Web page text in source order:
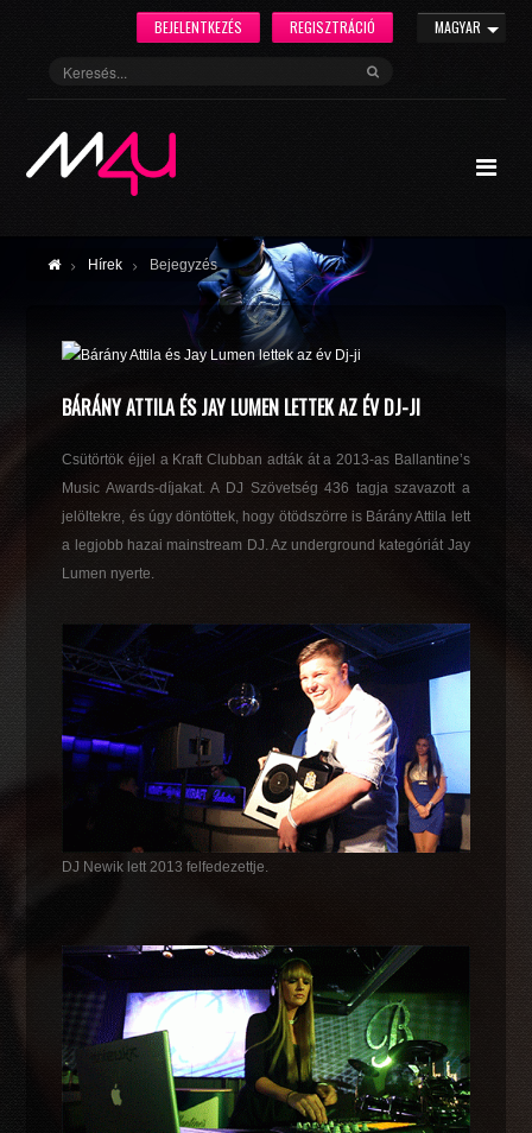
MAGYAR
REGISZTRÁCIÓ
BEJELENTKEZÉS
Hírek Bejegyzés
BÁRÁNY ATTILA ÉS JAY LUMEN LETTEK AZ ÉV DJ-JI
Csütörtök éjjel a Kraft Clubban adták át a 2013-as Ballantine’s
Music Awards-díjakat. A DJ Szövetség 436 tagja szavazott a
jelöltekre, és úgy döntöttek, hogy ötödszörre is Bárány Attila lett
a legjobb hazai mainstream DJ. Az underground kategóriát Jay
Lumen nyerte.
DJ Newik lett 2013 felfedezettje.